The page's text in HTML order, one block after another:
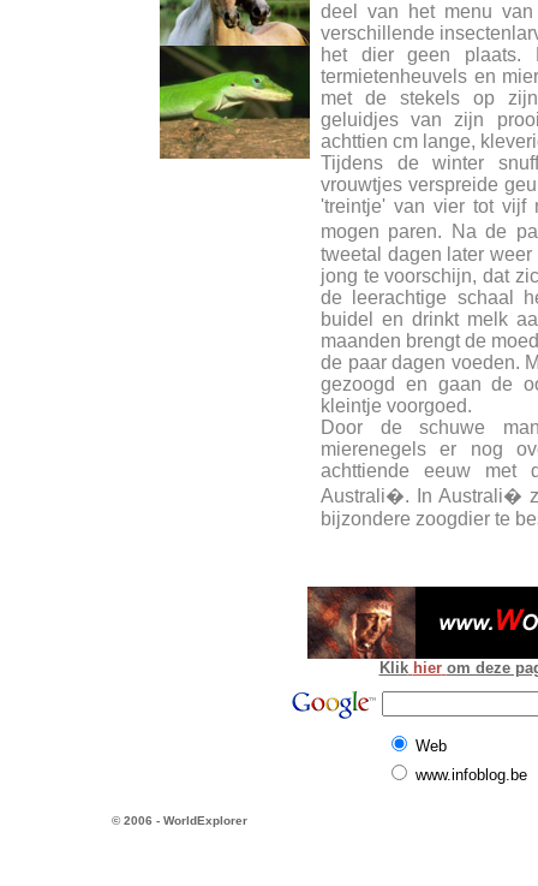
deel van het menu
verschillende
het dier geen plaats.
termietenheuvels en
met de stekels op
geluidjes van zijn
achttien cm lange,
Tijdens de winter
vrouwtjes verspreide
'treintje' van vier tot vijf
mogen paren. Na de
tweetal dagen later
jong te voorschijn, dat
de leerachtige schaal
buidel en drinkt melk
maanden brengt de
de paar dagen voeden.
gezoogd en gaan de
kleintje voorgoed.
Door de schuwe
mierenegels er nog
achttiende eeuw met
Australi�. In Australi�
bijzondere zoogdier te
Klik hier om deze
Web
www.infoblog.be
© 2006 - WorldExplorer